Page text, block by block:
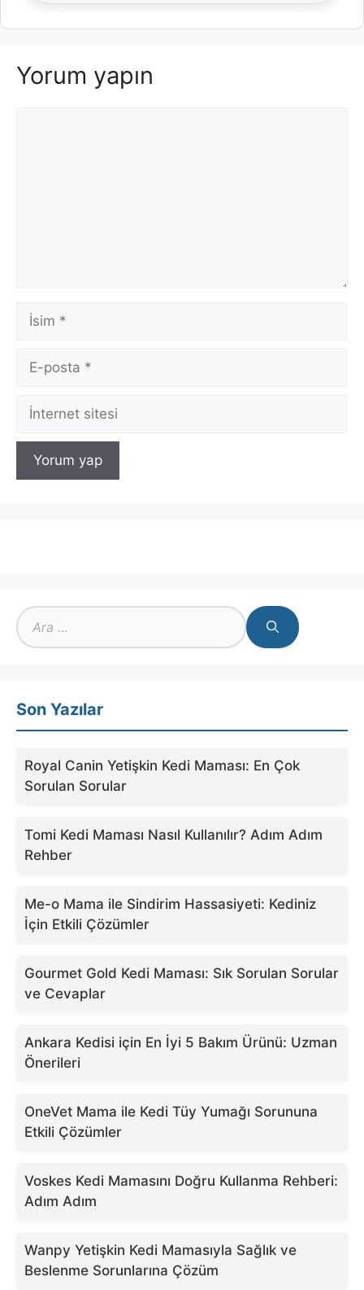
Yorum yapın
İsim
posta
İnternet
için
ara
Son Yazılar
Royal Canin Yetişkin Kedi Maması: En Çok
Sorulan Sorular
Tomi Kedi Maması Nasıl Kullanılır? Adım Adım
Rehber
Me-o Mama ile Sindirim Hassasiyeti: Kediniz
İçin Etkili Çözümler
Gourmet Gold Kedi Maması: Sık Sorulan Sorular
ve Cevaplar
Ankara Kedisi için En İyi 5 Bakım Ürünü: Uzman
Önerileri
OneVet Mama ile Kedi Tüy Yumağı Sorununa
Etkili Çözümler
Voskes Kedi Mamasını Doğru Kullanma Rehberi:
Adım Adım
Wanpy Yetişkin Kedi Mamasıyla Sağlık ve
Beslenme Sorunlarına Çözüm